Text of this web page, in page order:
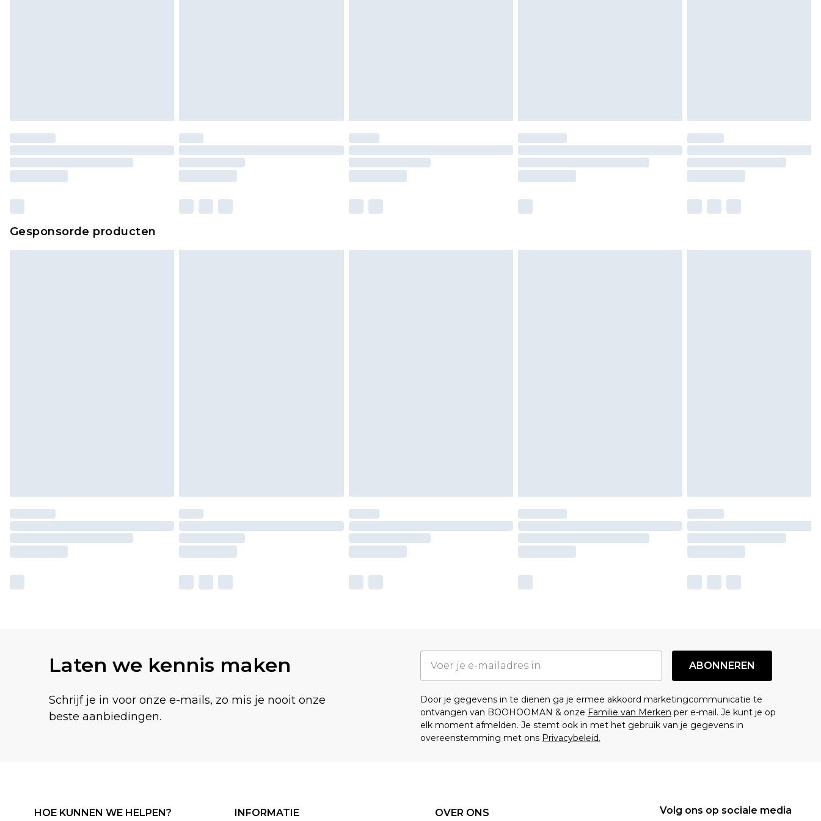
Gesponsorde producten
Laten we kennis maken
Schrijf je in voor onze e-mails, zo mis je nooit onze
beste aanbiedingen.
ABONNEREN
Door je gegevens in te dienen ga je ermee akkoord marketingcommunicatie te
ontvangen van BOOHOOMAN & onze Familie van Merken per e-mail. Je kunt je op
elk moment afmelden. Je stemt ook in met het gebruik van je gegevens in
overeenstemming met ons Privacybeleid.
HOE KUNNEN WE HELPEN? INFORMATIE OVER ONS Volg ons op sociale media